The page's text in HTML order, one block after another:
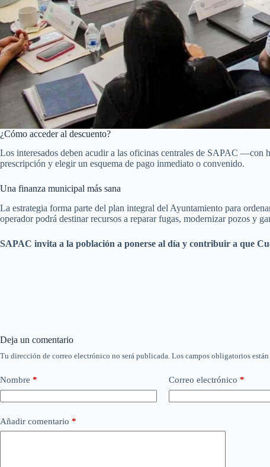
¿Cómo acceder al descuento?
Los interesados deben acudir a las oficinas centrales de SAPAC
prescripción y elegir un esquema de pago inmediato o convenido.
Una finanza municipal más sana
La estrategia forma parte del plan integral del Ayuntamiento para
operador podrá destinar recursos a reparar fugas, modernizar pozos y
SAPAC invita a la población a ponerse al día y contribuir a que
Deja un comentario
Tu dirección de correo electrónico no será publicada. Los campos obligatorios están
Nombre * Correo electrónico *
Añadir comentario *